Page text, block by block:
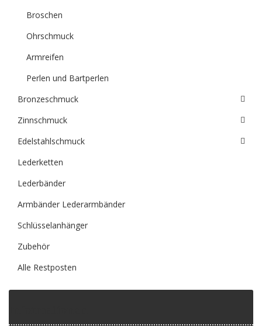
Broschen
Ohrschmuck
Armreifen
Perlen und Bartperlen
Bronzeschmuck
Zinnschmuck
Edelstahlschmuck
Lederketten
Lederbänder
Armbänder Lederarmbänder
Schlüsselanhänger
Zubehör
Alle Restposten